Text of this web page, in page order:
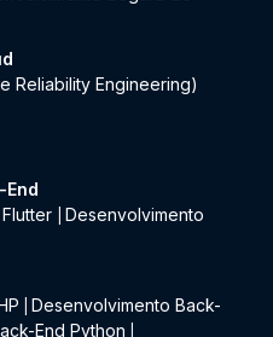
Reliability Engineering)
Desenvolvimento
Desenvolvimento Back-
End Python